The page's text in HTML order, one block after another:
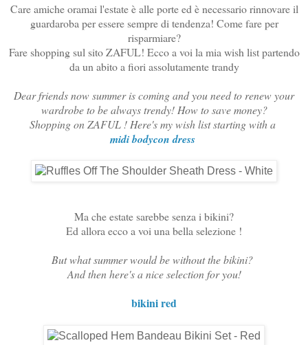
Care amiche oramai l'estate è alle porte ed è necessario rinnovare il
guardaroba per essere sempre di tendenza! Come fare per
risparmiare?
Fare shopping sul sito ZAFUL! Ecco a voi la mia wish list partendo
da un abito a fiori assolutamente trandy
Dear friends now summer is coming and you need to renew your
wardrobe to be always trendy! How to save money?
Shopping on ZAFUL ! Here's my wish list starting with a
midi bodycon dress
Ma che estate sarebbe senza i bikini?
Ed allora ecco a voi una bella selezione !
But what summer would be without the bikini?
And then here's a nice selection for you!
bikini red